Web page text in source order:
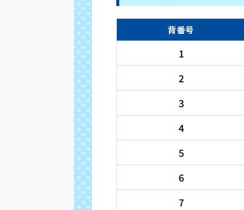
背番号
1
2
3
4
5
6
7